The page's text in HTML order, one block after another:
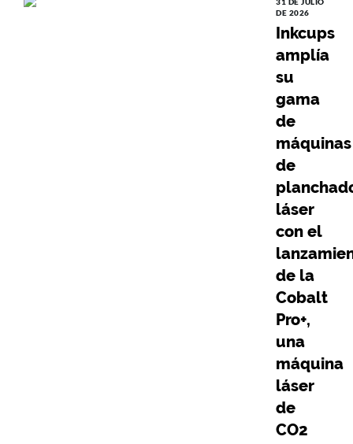
DE 2026
Inkcups
amplía
su
gama
de
máquinas
de
láser
con el
de la
Cobalt
Pro+,
una
máquina
láser
de
CO2